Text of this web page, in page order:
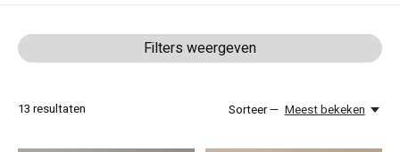
Filters weergeven
13 resultaten Sorteer — Meest bekeken